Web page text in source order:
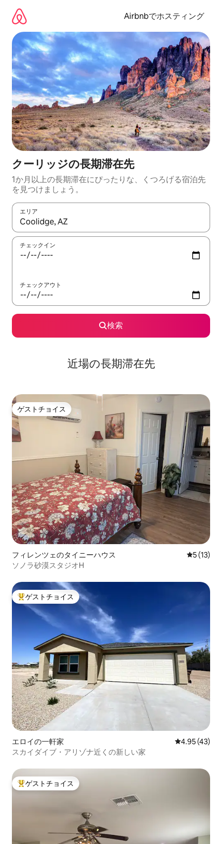
Airbnbでホスティング
クーリッジの長期滞在先
1か月以上の長期滞在にぴったりな、くつろげる宿泊先
を見つけましょう。
エリア
検索結果が表示されたら、上下の矢印キーを使って移動するか
チェックイン
チェックアウト
検索
近場の長期滞在先
ゲストチョイス
ゲストチョイス
フィレンツェのタイニーハウス レビュー
5 (13)
ソノラ砂漠スタジオH
大好評のゲストチョイスです。
ゲストチョイス
エロイの一軒家 レビュー43
4.95 (43)
スカイダイブ・アリゾナ近くの新しい家
大好評のゲストチョイスです。
ゲストチョイス